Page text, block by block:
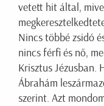
vetett hit által,
Nincs többé zsidó
nincs férfi és nő,
Krisztus Jézusban.
Ábrahám
szerint. Azt